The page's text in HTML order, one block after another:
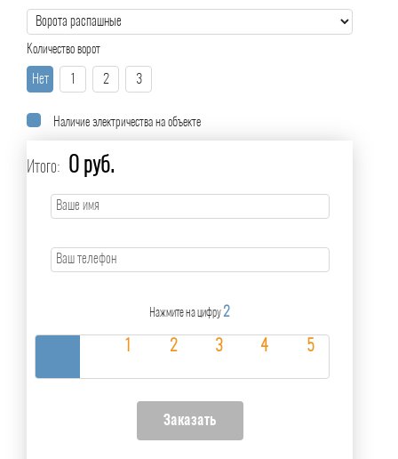
Количество ворот
Нет 2 3
Наличие электричества на объекте
Итого: 0 руб.
Нажмите на цифру 2